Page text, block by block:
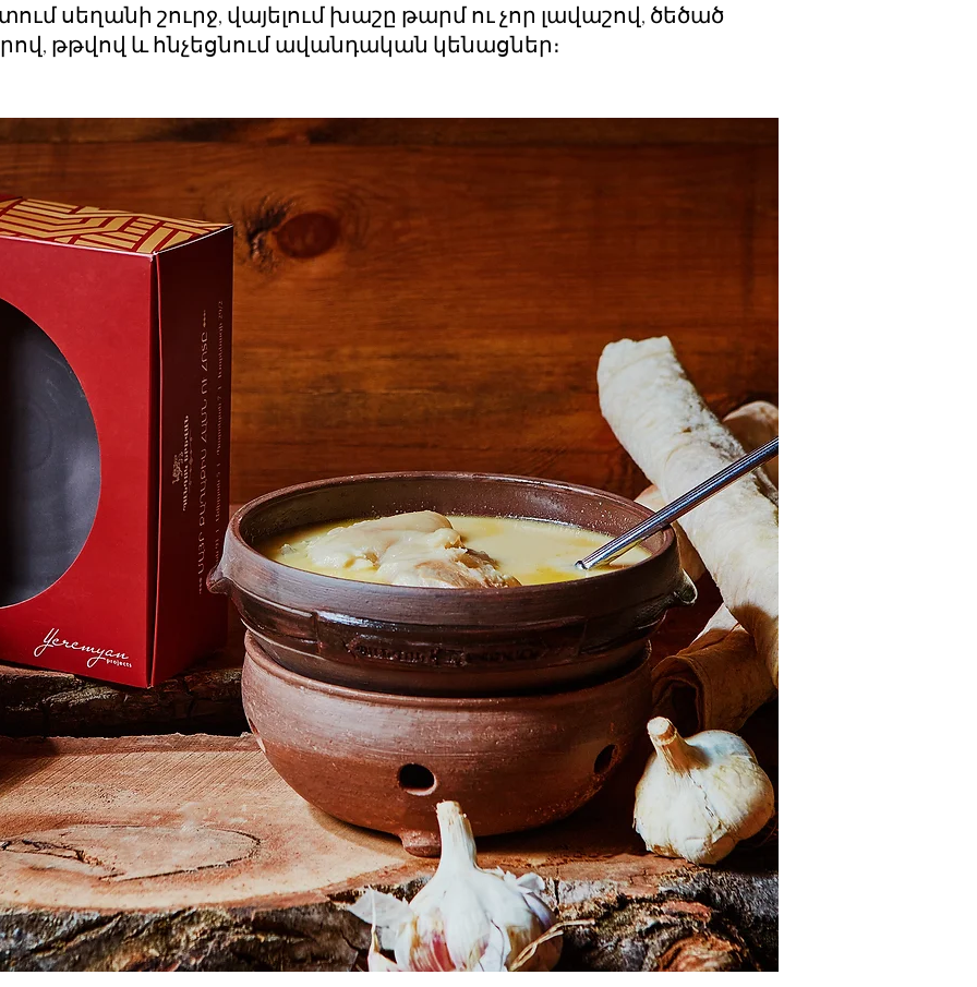
սեղանի շուրջ, վայելում խաշը թարմ ու չոր լավաշով, ծեծած
թթվով և հնչեցնում ավանդական կենացներ։